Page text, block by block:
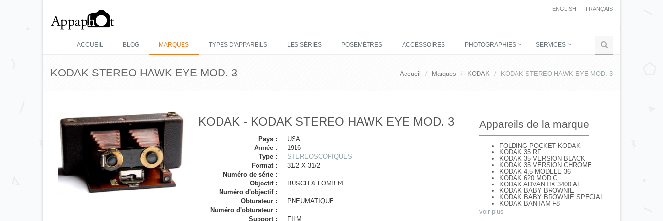
ENGLISH FRANÇAIS
ACCUEIL BLOG MARQUES TYPES D'APPAREILS LES SÉRIES POSEMÈTRES ACCESSOIRES PHOTOGRAPHIES SERVICES
KODAK STEREO HAWK EYE MOD. 3 Accueil Marques KODAK KODAK STEREO HAWK EYE MOD. 3
KODAK - KODAK STEREO HAWK EYE MOD. 3
Pays :
USA
Année :
1916
Type :
STEREOSCOPIQUES
Format :
31/2 X 31/2
Numéro de série :
Objectif :
BUSCH & LOMB f4
Numéro d'objectif :
Obturateur :
PNEUMATIQUE
Numéro d'obturateur :
Support :
FILM
Appareils de la marque
FOLDING POCKET KODAK
KODAK 35 RF
KODAK 35 VERSION BLACK
KODAK 35 VERSION CHROME
KODAK 4,5 MODELE 36
KODAK 620 MOD C
KODAK ADVANTIX 3400 AF
KODAK BABY BROWNIE
KODAK BABY BROWNIE SPECIAL
KODAK BANTAM F8
KODAK BANTAM SPECIAL (Déco)
voir plus